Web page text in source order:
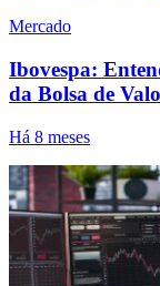
Mercado
Ibovespa:
da Bolsa de
Há 8 meses